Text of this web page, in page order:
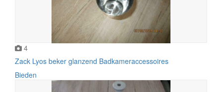
4
Zack Lyos beker glanzend Badkameraccessoires
Bieden